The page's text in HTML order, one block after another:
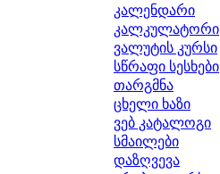
კალენდარი
კალკულატორი
ვალუტის კურსი
სწრაფი სესხები
თარგმნა
ცხელი ხაზი
ვებ კატალოგი
სმაილები
დაზღვევა